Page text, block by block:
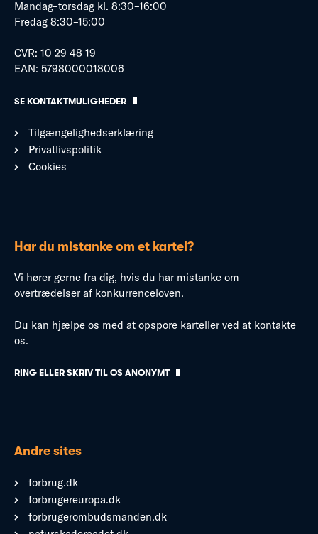
Mandag–torsdag kl. 8:30–16:00
Fredag 8:30–15:00
CVR: 10 29 48 19
EAN: 5798000018006
SE KONTAKTMULIGHEDER
Tilgængelighedserklæring
Privatlivspolitik
Cookies
Har du mistanke om et kartel?
Vi hører gerne fra dig, hvis du har mistanke om
overtrædelser af konkurrenceloven.
Du kan hjælpe os med at opspore karteller ved at kontakte
os.
RING ELLER SKRIV TIL OS ANONYMT
Andre sites
forbrug.dk
forbrugereuropa.dk
forbrugerombudsmanden.dk